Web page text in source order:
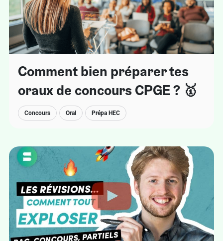
Comment bien préparer tes
oraux de concours CPGE ? 🥇
Concours Oral Prépa HEC